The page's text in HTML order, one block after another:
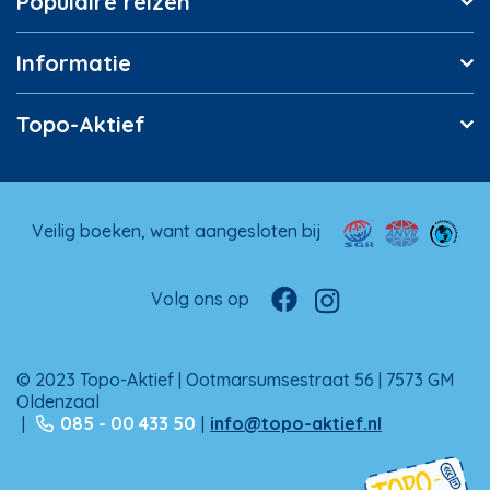
Informatie
Topo-Aktief
Veilig boeken, want aangesloten bij
Volg ons op
© 2023 Topo-Aktief | Ootmarsumsestraat 56 | 7573 GM
Oldenzaal
|
085 - 00 433 50 | info@topo-aktief.nl